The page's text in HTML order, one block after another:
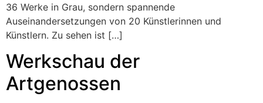
36 Werke in Grau, sondern spannende
Auseinandersetzungen von 20 Künstlerinnen und
Künstlern. Zu sehen ist […]
Werkschau der
Artgenossen